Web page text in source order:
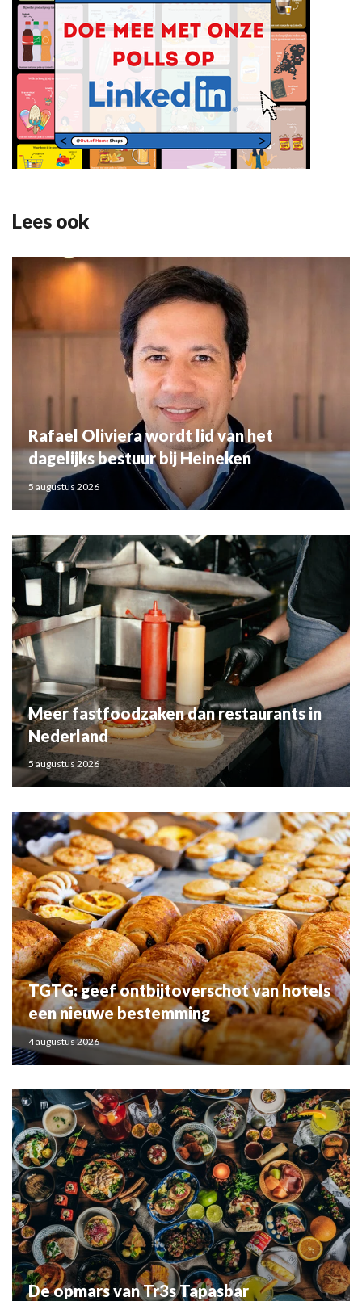
Lees ook
Rafael Oliviera wordt lid van het
dagelijks bestuur bij Heineken
5 augustus 2026
Meer fastfoodzaken dan restaurants in
Nederland
5 augustus 2026
TGTG: geef ontbijtoverschot van hotels
een nieuwe bestemming
4 augustus 2026
De opmars van Tr3s Tapasbar